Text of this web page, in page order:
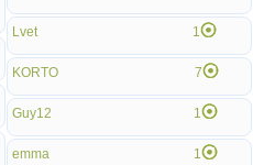
Lvet 1
KORTO 7
Guy12 1
emma 1